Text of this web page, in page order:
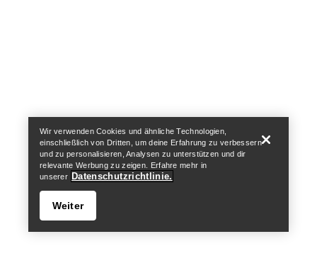
Wir verwenden Cookies und ähnliche Technologien,
einschließlich von Dritten, um deine Erfahrung zu verbessern
und zu personalisieren, Analysen zu unterstützen und dir
relevante Werbung zu zeigen. Erfahre mehr in
unserer Datenschutzrichtlinie.
Weiter